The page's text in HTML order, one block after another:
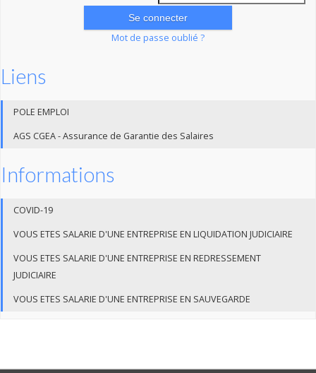
Mot de passe oublié ?
Liens
POLE EMPLOI
AGS CGEA - Assurance de Garantie des Salaires
Informations
COVID-19
VOUS ETES SALARIE D'UNE ENTREPRISE EN LIQUIDATION JUDICIAIRE
VOUS ETES SALARIE D'UNE ENTREPRISE EN REDRESSEMENT
JUDICIAIRE
VOUS ETES SALARIE D'UNE ENTREPRISE EN SAUVEGARDE